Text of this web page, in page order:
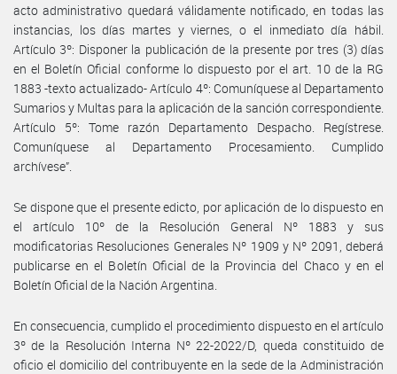
acto administrativo quedará válidamente notificado, en todas las
instancias, los días martes y viernes, o el inmediato día hábil.
Artículo 3º: Disponer la publicación de la presente por tres (3) días
en el Boletín Oficial conforme lo dispuesto por el art. 10 de la RG
1883 -texto actualizado- Artículo 4º: Comuníquese al Departamento
Sumarios y Multas para la aplicación de la sanción correspondiente.
Artículo 5º: Tome razón Departamento Despacho. Regístrese.
Comuníquese al Departamento Procesamiento. Cumplido
archívese”.
Se dispone que el presente edicto, por aplicación de lo dispuesto en
el artículo 10º de la Resolución General Nº 1883 y sus
modificatorias Resoluciones Generales Nº 1909 y Nº 2091, deberá
publicarse en el Boletín Oficial de la Provincia del Chaco y en el
Boletín Oficial de la Nación Argentina.
En consecuencia, cumplido el procedimiento dispuesto en el artículo
3º de la Resolución Interna Nº 22-2022/D, queda constituido de
oficio el domicilio del contribuyente en la sede de la Administración